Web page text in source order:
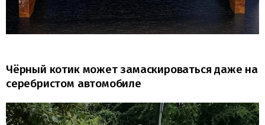
Чёрный котик может замаскироваться даже на
серебристом автомобиле